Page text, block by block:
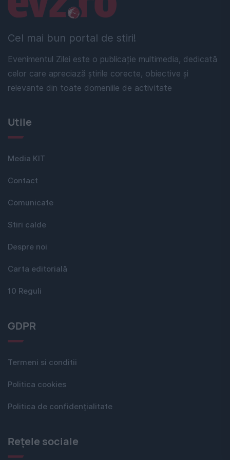
Cel mai bun portal de stiri!
Evenimentul Zilei este o publicație multimedia, dedicată
celor care apreciază știrile corecte, obiective și
relevante din toate domeniile de activitate
Utile
Media KIT
Contact
Comunicate
Stiri calde
Despre noi
Carta editorială
10 Reguli
GDPR
Termeni si conditii
Politica cookies
Politica de confidențialitate
Rețele sociale